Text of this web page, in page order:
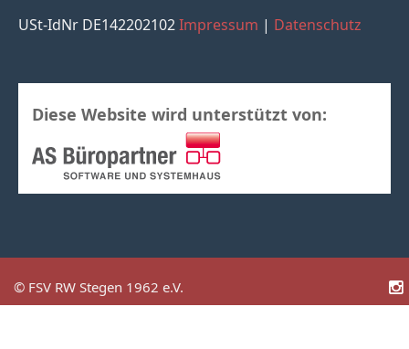
USt-IdNr DE142202102Impressum | Datenschutz
Diese Website wird unterstützt von:
© FSV RW Stegen 1962 e.V.